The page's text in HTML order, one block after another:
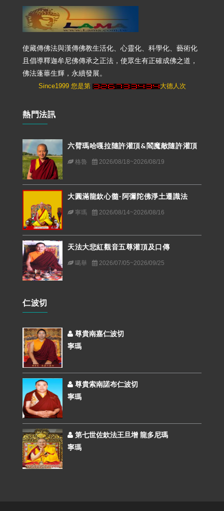
使藏傳佛法與漢傳佛教生活化、心靈化、科學化、藝術化
且倡導釋迦牟尼佛傳承之正法，使眾生有正確成佛之道，
佛法蓬蓽生輝，永續發展。
Since1999 您是第 大德人次
熱門法訊
六臂瑪哈嘎拉隨許灌頂&閻魔敵隨許灌頂
格魯 2026/08/18~2026/08/19
大圓滿龍欽心髓-阿彌陀佛淨土遷識法
寧瑪 2026/08/14~2026/08/16
天法大悲紅觀音五尊灌頂及口傳
噶舉 2026/07/05~2026/09/25
仁波切
尊貴南嘉仁波切
寧瑪
尊貴索南諾布仁波切
寧瑪
第七世佐欽法王旦增 龍多尼瑪
寧瑪